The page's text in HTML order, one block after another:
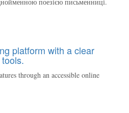
platform with a clear
through an accessible online